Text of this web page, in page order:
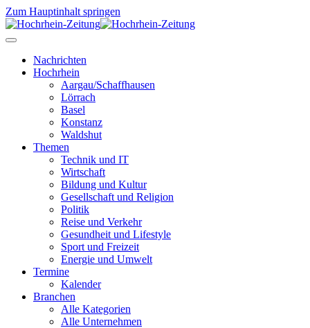
Zum Hauptinhalt springen
Nachrichten
Hochrhein
Aargau/Schaffhausen
Lörrach
Basel
Konstanz
Waldshut
Themen
Technik und IT
Wirtschaft
Bildung und Kultur
Gesellschaft und Religion
Politik
Reise und Verkehr
Gesundheit und Lifestyle
Sport und Freizeit
Energie und Umwelt
Termine
Kalender
Branchen
Alle Kategorien
Alle Unternehmen